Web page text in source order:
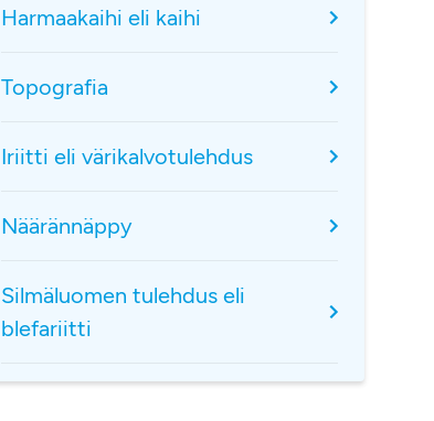
Harmaakaihi eli kaihi
Topografia
Iriitti eli värikalvotulehdus
Näärännäppy
Silmäluomen tulehdus eli
blefariitti